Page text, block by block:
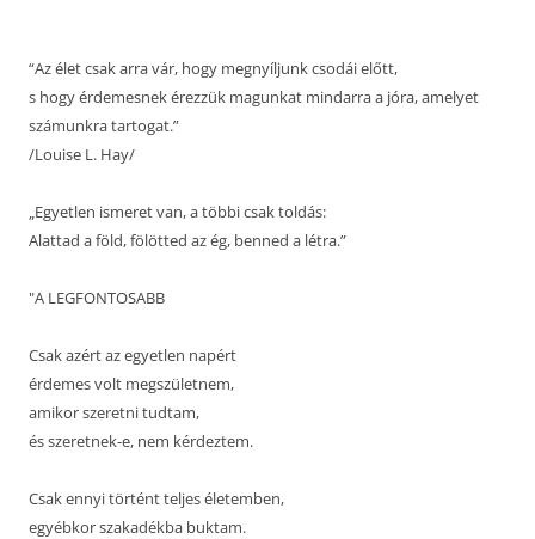
“Az élet csak arra vár, hogy megnyíljunk csodái előtt,
s hogy érdemesnek érezzük magunkat mindarra a jóra, amelyet
számunkra tartogat.”
/Louise L. Hay/
„Egyetlen ismeret van, a többi csak toldás:
Alattad a föld, fölötted az ég, benned a létra.”
"A LEGFONTOSABB
Csak azért az egyetlen napért
érdemes volt megszületnem,
amikor szeretni tudtam,
és szeretnek-e, nem kérdeztem.
Csak ennyi történt teljes életemben,
egyébkor szakadékba buktam.